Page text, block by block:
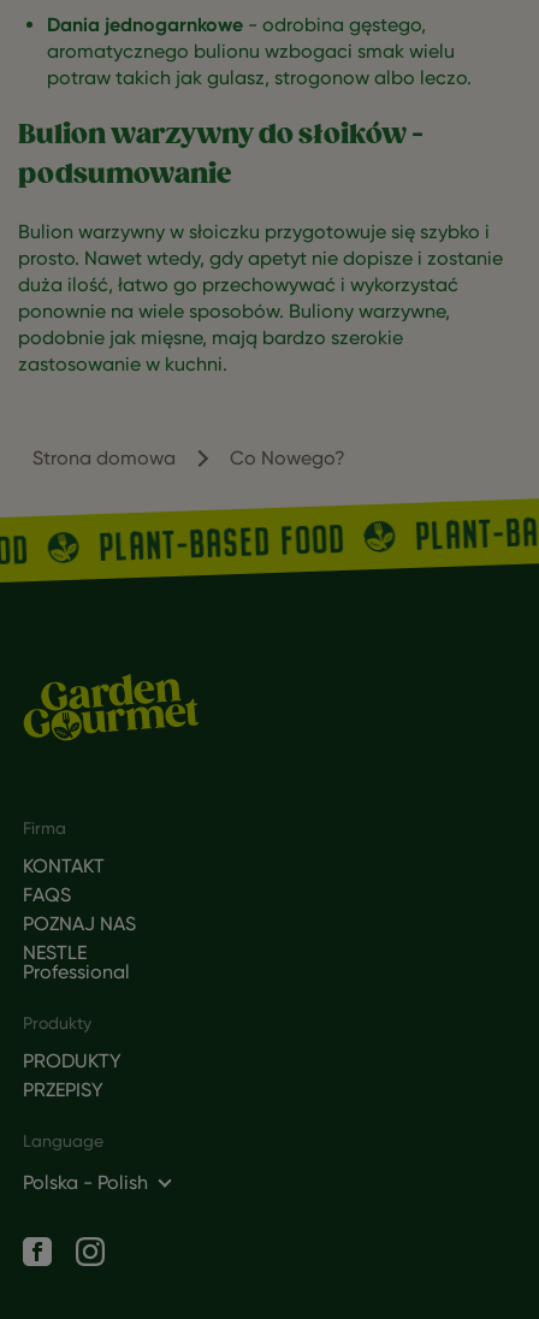
Dania jednogarnkowe - odrobina gęstego,
aromatycznego bulionu wzbogaci smak wielu
potraw takich jak gulasz, strogonow albo leczo.
Bulion warzywny do słoików -
podsumowanie
Bulion warzywny w słoiczku przygotowuje się szybko i
prosto. Nawet wtedy, gdy apetyt nie dopisze i zostanie
duża ilość, łatwo go przechowywać i wykorzystać
ponownie na wiele sposobów. Buliony warzywne,
podobnie jak mięsne, mają bardzo szerokie
zastosowanie w kuchni.
Strona domowa Co Nowego?
PLANT-BASED FOOD PLANT-
Footer
Firma
KONTAKT
FAQS
POZNAJ NAS
NESTLE
Professional
Produkty
PRODUKTY
PRZEPISY
Language
Polska - Polish